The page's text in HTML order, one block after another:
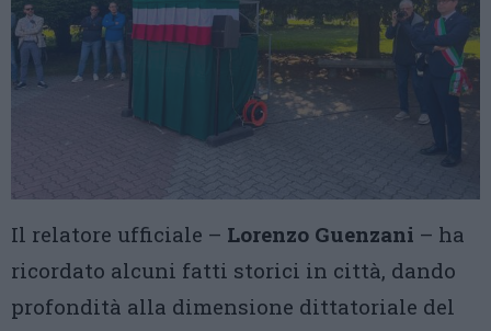
Il relatore ufficiale – Lorenzo Guenzani – ha
ricordato alcuni fatti storici in città, dando
profondità alla dimensione dittatoriale del